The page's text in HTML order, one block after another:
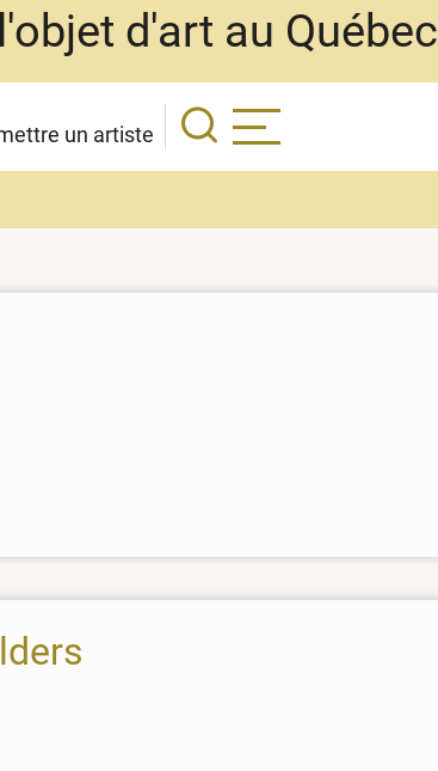
d'art au Québec
un artiste